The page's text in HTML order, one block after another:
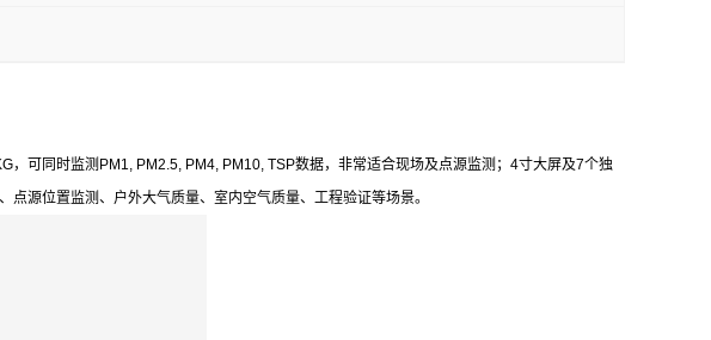
可同时监测PM1, PM2.5, PM4, PM10, TSP数据，非常适合现场及点源监测；4寸大屏及7个独
源位置监测、户外大气质量、室内空气质量、工程验证等场景。